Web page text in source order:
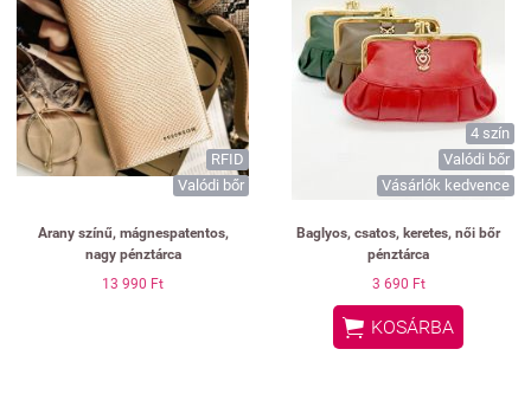
RFID
Valódi bőr
Arany színű, mágnespatentos,
nagy pénztárca
13 990 Ft
4 szín
Valódi bőr
Vásárlók kedvence
Baglyos, csatos, keretes, női bőr
pénztárca
3 690 Ft
 KOSÁRBA